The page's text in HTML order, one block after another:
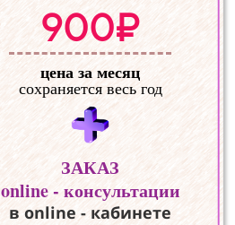
900₽
цена за месяц
сохраняется весь год
ЗАКАЗ
online - консультации
в online - кабинете